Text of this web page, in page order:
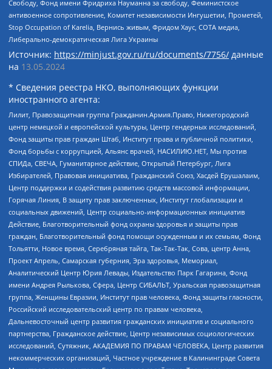
Свободу, Фонд имени Фридриха Науманна за свободу, Феминистское
антивоенное сопротивление, Комитет независимости Ингушетии, Прометей,
Stop Occupation of Karelia, Вернись живым, Фридом Хаус, СОТА медиа,
Либерально-демократическая Лига Украины
Источник: https://minjust.gov.ru/ru/documents/7756/ данные
на 13.05.2024
* Сведения реестра НКО, выполняющих функции
иностранного агента:
Лилит, Правозащитная группа Гражданин.Армия.Право, Нижегородский
центр немецкой и европейской культуры, Центр гендерных исследований,
Фонд защиты прав граждан Штаб, Институт права и публичной политики,
Фонд борьбы с коррупцией, Альянс врачей, НАСИЛИЮ.НЕТ, Мы против
СПИДа, СВЕЧА, Гуманитарное действие, Открытый Петербург, Лига
Избирателей, Правовая инициатива, Гражданский Союз, Хасдей Ерушалаим,
Центр поддержки и содействия развитию средств массовой информации,
Горячая Линия, В защиту прав заключенных, Институт глобализации и
социальных движений, Центр социально-информационных инициатив
Действие, Благотворительный фонд охраны здоровья и защиты прав
граждан, Благотворительный фонд помощи осужденным и их семьям, Фонд
Тольятти, Новое время, Серебряная тайга, Так-Так-Так, Сова, центр Анна,
Проект Апрель, Самарская губерния, Эра здоровья, Мемориал,
Аналитический Центр Юрия Левады, Издательство Парк Гагарина, Фонд
имени Андрея Рылькова, Сфера, Центр СИБАЛЬТ, Уральская правозащитная
группа, Женщины Евразии, Институт прав человека, Фонд защиты гласности,
Российский исследовательский центр по правам человека,
Дальневосточный центр развития гражданских инициатив и социального
партнерства, Гражданское действие, Центр независимых социологических
исследований, Сутяжник, АКАДЕМИЯ ПО ПРАВАМ ЧЕЛОВЕКА, Центр развития
некоммерческих организаций, Частное учреждение в Калининграде Совета